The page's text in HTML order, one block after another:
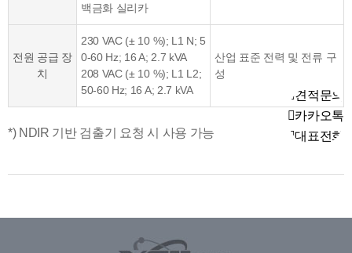
백금화 실리카
전원 공급 장
치
230 VAC (± 10 %); L1 N; 5
0-60 Hz; 16 A; 2.7 kVA
208 VAC (± 10 %); L1 L2;
50-60 Hz; 16 A; 2.7 kVA
산업 표준 전력 및 전류 구
성
*) NDIR 기반 검출기 요청 시 사용 가능
견적문의
카카오톡
대표전화